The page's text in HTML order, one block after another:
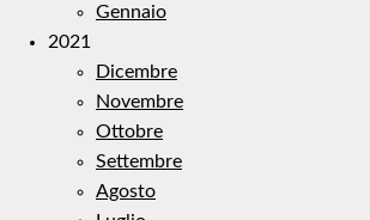
Gennaio
2021
Dicembre
Novembre
Ottobre
Settembre
Agosto